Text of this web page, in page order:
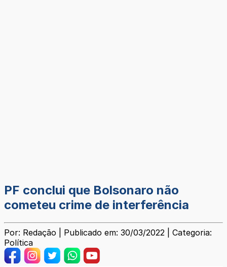
PF conclui que Bolsonaro não
cometeu crime de interferência
Por: Redação | Publicado em: 30/03/2022 | Categoria:
Política